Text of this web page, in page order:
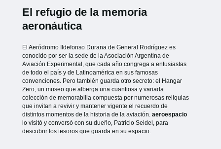
El refugio de la memoria
aeronáutica
El Aeródromo Ildefonso Durana de General Rodríguez es
conocido por ser la sede de la Asociación Argentina de
Aviación Experimental, que cada año congrega a entusiastas
de todo el país y de Latinoamérica en sus famosas
convenciones. Pero también guarda otro secreto: el Hangar
Zero, un museo que alberga una cuantiosa y variada
colección de memorabilia compuesta por numerosas reliquias
que invitan a revivir y mantener vigente el recuerdo de
distintos momentos de la historia de la aviación. aeroespacio
lo visitó y conversó con su dueño, Patricio Seidel, para
descubrir los tesoros que guarda en su espacio.